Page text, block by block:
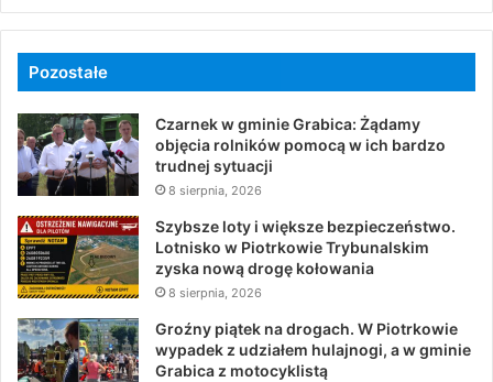
Pozostałe
Czarnek w gminie Grabica: Żądamy
objęcia rolników pomocą w ich bardzo
trudnej sytuacji
8 sierpnia, 2026
Szybsze loty i większe bezpieczeństwo.
Lotnisko w Piotrkowie Trybunalskim
zyska nową drogę kołowania
8 sierpnia, 2026
Groźny piątek na drogach. W Piotrkowie
wypadek z udziałem hulajnogi, a w gminie
Grabica z motocyklistą